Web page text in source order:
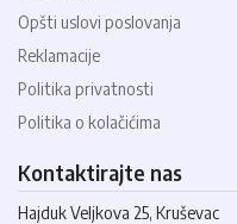
Opšti uslovi poslovanja
Reklamacije
Politika privatnosti
Politika o kolačićima
Kontaktirajte nas
Hajduk Veljkova 25, Kruševac